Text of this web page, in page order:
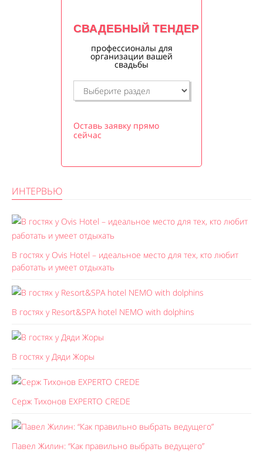
СВАДЕБНЫЙ ТЕНДЕР
профессионалы для
организации вашей
свадьбы
Оставь заявку прямо
сейчас
ИНТЕРВЬЮ
В гостях у Ovis Hotel – идеальное место для тех, кто любит
работать и умеет отдыхать
В гостях у Resort&SPA hotel NEMO with dolphins
В гостях у Дяди Жоры
Серж Тихонов EXPERTO CREDE
Павел Жилин: “Как правильно выбрать ведущего”